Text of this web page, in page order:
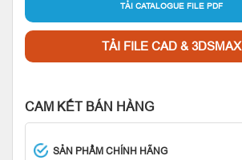
TẢI CATALOGUE FILE PDF
TẢI FILE CAD & 3DSMAX
CAM KẾT BÁN HÀNG
SẢN PHẨM CHÍNH HÃNG